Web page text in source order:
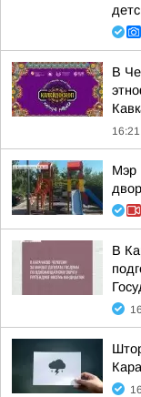
В
16:21
Мэр
В